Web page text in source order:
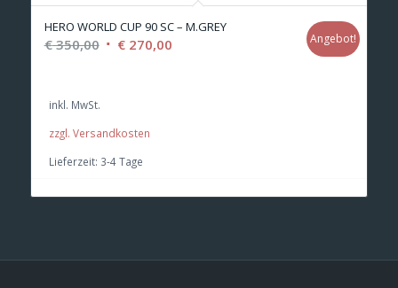
HERO WORLD CUP 90 SC – M.GREY
€350,00 Ursprünglicher
€270,00Aktueller
Angebot!
inkl. MwSt.
zzgl. Versandkosten
Lieferzeit: 3-4 Tage